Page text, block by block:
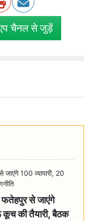
चैनल से जुड़ें
से जाएंगे
कूच की तैयारी, बैठक